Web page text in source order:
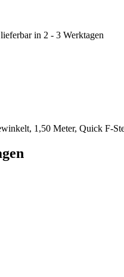
lieferbar in 2 - 3 Werktagen
1,50 Meter, Quick F-